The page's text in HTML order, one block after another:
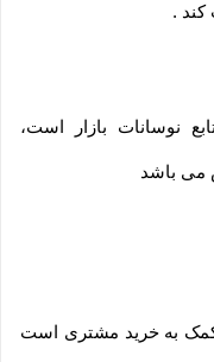
.
نوسانات بازار است،
به خرید مشتری است